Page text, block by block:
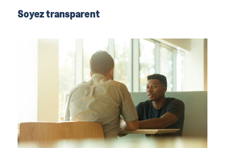
Soyez transparent